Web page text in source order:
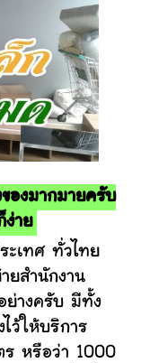
องมากมายครับ
ง่าย
ทศ ทั่วไทย
ยสำนักงาน
ย่างครับ มีทั้ง
ว้ให้บริการ
ร หรือว่า 1000